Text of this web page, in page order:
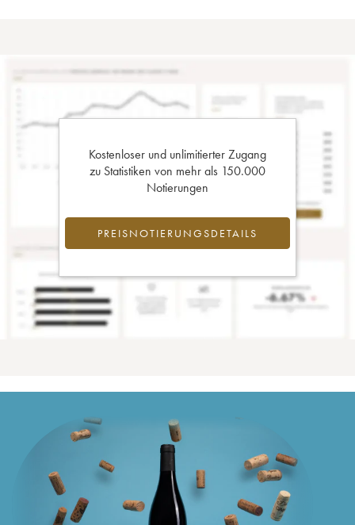
Kostenloser und unlimitierter Zugang
zu Statistiken von mehr als 150.000
Notierungen
PREISNOTIERUNGSDETAILS